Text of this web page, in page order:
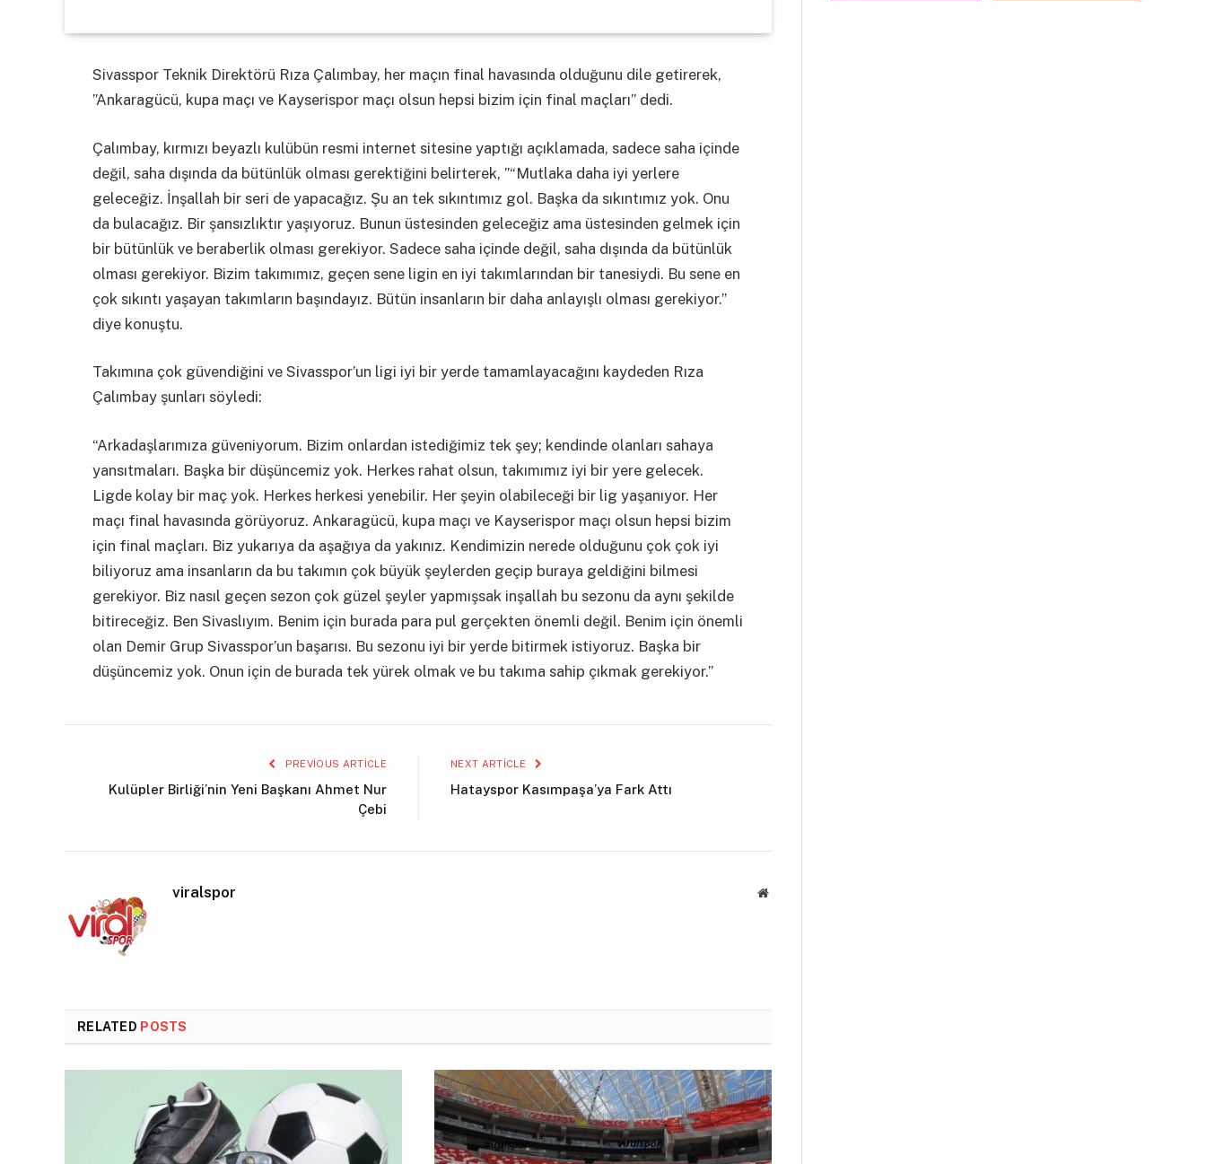
Sivasspor Teknik Direktörü Rıza Çalımbay, her maçın final havasında olduğunu dile getirerek,
”Ankaragücü, kupa maçı ve Kayserispor maçı olsun hepsi bizim için final maçları” dedi.
Çalımbay, kırmızı beyazlı kulübün resmi internet sitesine yaptığı açıklamada, sadece saha içinde
değil, saha dışında da bütünlük olması gerektiğini belirterek, ”“Mutlaka daha iyi yerlere
geleceğiz. İnşallah bir seri de yapacağız. Şu an tek sıkıntımız gol. Başka da sıkıntımız yok. Onu
da bulacağız. Bir şansızlıktır yaşıyoruz. Bunun üstesinden geleceğiz ama üstesinden gelmek için
bir bütünlük ve beraberlik olması gerekiyor. Sadece saha içinde değil, saha dışında da bütünlük
olması gerekiyor. Bizim takımımız, geçen sene ligin en iyi takımlarından bir tanesiydi. Bu sene en
çok sıkıntı yaşayan takımların başındayız. Bütün insanların bir daha anlayışlı olması gerekiyor.”
diye konuştu.
Takımına çok güvendiğini ve Sivasspor’un ligi iyi bir yerde tamamlayacağını kaydeden Rıza
Çalımbay şunları söyledi:
“Arkadaşlarımıza güveniyorum. Bizim onlardan istediğimiz tek şey; kendinde olanları sahaya
yansıtmaları. Başka bir düşüncemiz yok. Herkes rahat olsun, takımımız iyi bir yere gelecek.
Ligde kolay bir maç yok. Herkes herkesi yenebilir. Her şeyin olabileceği bir lig yaşanıyor. Her
maçı final havasında görüyoruz. Ankaragücü, kupa maçı ve Kayserispor maçı olsun hepsi bizim
için final maçları. Biz yukarıya da aşağıya da yakınız. Kendimizin nerede olduğunu çok çok iyi
biliyoruz ama insanların da bu takımın çok büyük şeylerden geçip buraya geldiğini bilmesi
gerekiyor. Biz nasıl geçen sezon çok güzel şeyler yapmışsak inşallah bu sezonu da aynı şekilde
bitireceğiz. Ben Sivaslıyım. Benim için burada para pul gerçekten önemli değil. Benim için önemli
olan Demir Grup Sivasspor’un başarısı. Bu sezonu iyi bir yerde bitirmek istiyoruz. Başka bir
düşüncemiz yok. Onun için de burada tek yürek olmak ve bu takıma sahip çıkmak gerekiyor.”
PREVIOUS ARTICLE
Kulüpler Birliği’nin Yeni Başkanı Ahmet Nur
Çebi
NEXT ARTICLE
Hatayspor Kasımpaşa’ya Fark Attı
viralspor Website
RELATED POSTS